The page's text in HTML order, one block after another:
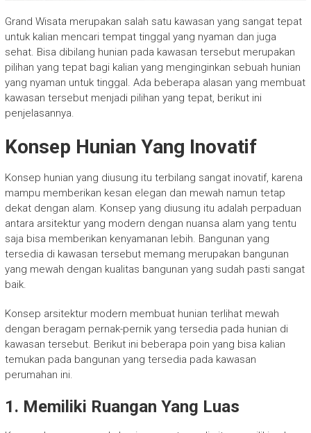
Grand Wisata merupakan salah satu kawasan yang sangat tepat
untuk kalian mencari tempat tinggal yang nyaman dan juga
sehat. Bisa dibilang hunian pada kawasan tersebut merupakan
pilihan yang tepat bagi kalian yang menginginkan sebuah hunian
yang nyaman untuk tinggal. Ada beberapa alasan yang membuat
kawasan tersebut menjadi pilihan yang tepat, berikut ini
penjelasannya.
Konsep Hunian Yang Inovatif
Konsep hunian yang diusung itu terbilang sangat inovatif, karena
mampu memberikan kesan elegan dan mewah namun tetap
dekat dengan alam. Konsep yang diusung itu adalah perpaduan
antara arsitektur yang modern dengan nuansa alam yang tentu
saja bisa memberikan kenyamanan lebih. Bangunan yang
tersedia di kawasan tersebut memang merupakan bangunan
yang mewah dengan kualitas bangunan yang sudah pasti sangat
baik.
Konsep arsitektur modern membuat hunian terlihat mewah
dengan beragam pernak-pernik yang tersedia pada hunian di
kawasan tersebut. Berikut ini beberapa poin yang bisa kalian
temukan pada bangunan yang tersedia pada kawasan
perumahan ini.
1. Memiliki Ruangan Yang Luas